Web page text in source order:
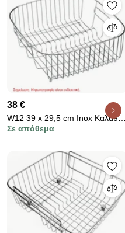
38 €
W12 39 x 29,5 cm Inox Καλάθι /
Πιατοθήκη Νεροχύτη
Σε απόθεμα